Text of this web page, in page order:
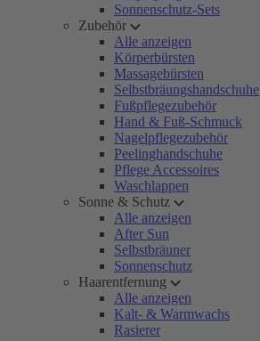
Sonnenschutz-Sets
Zubehör
Alle anzeigen
Körperbürsten
Massagebürsten
Selbstbräungshandschuhe
Fußpflegezubehör
Hand & Fuß-Schmuck
Nagelpflegezubehör
Peelinghandschuhe
Pflege Accessoires
Waschlappen
Sonne & Schutz
Alle anzeigen
After Sun
Selbstbräuner
Sonnenschutz
Haarentfernung
Alle anzeigen
Kalt- & Warmwachs
Rasierer